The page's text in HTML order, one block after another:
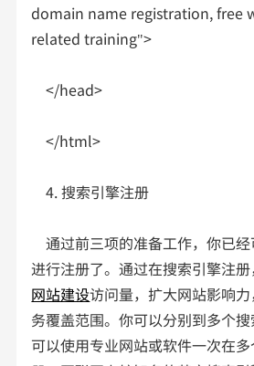
domain name registration, free
related training">
</head>
</html>
4. 搜索引擎注册
通过前三项的准备工作，你已
进行注册了。通过在搜索引擎注
网站建设访问量，扩大网站影响
务覆盖范围。你可以分别到多个
可以使用专业网站或软件一次在